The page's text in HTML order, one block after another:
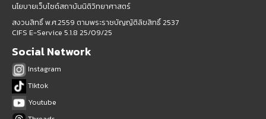
นโยบายเว็บไซต์สถาบันนิติวิทยาศาสตร์
สงวนสิทธิ์ พ.ศ.2559 ตามพระราชบัญญัติลิขสิทธิ์ 2537
CIFS E-Service 5.1.8 25/09/25
Social Network
Instagram
Tiktok
Youtube